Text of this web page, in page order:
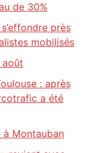
de 30%
près
mobilisés
: après
a été
à Montauban